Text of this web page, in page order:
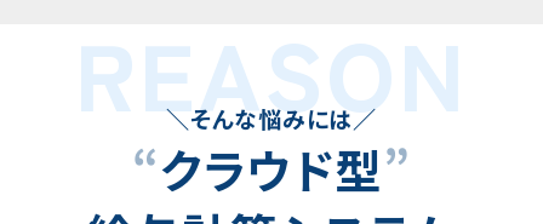
REASON
＼そんな悩みには／
“クラウド型”